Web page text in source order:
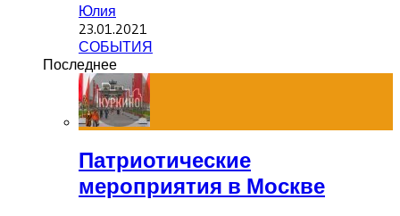
Юлия
23.01.2021
СОБЫТИЯ
Последнее
Патриотические
мероприятия в Москве